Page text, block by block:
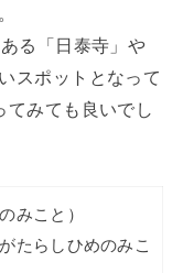
る「日泰寺」や
スポットとなって
てみても良いでし
みこと）
たらしひめのみこ